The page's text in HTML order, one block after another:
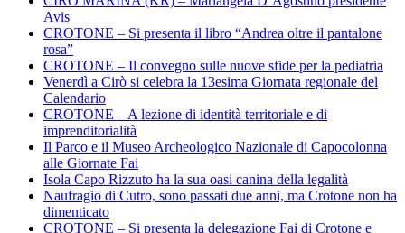
Avis
CROTONE – Si presenta il libro “Andrea oltre il pantalone
rosa”
CROTONE – Il convegno sulle nuove sfide per la pediatria
Venerdì a Cirò si celebra la 13esima Giornata regionale del
Calendario
CROTONE – A lezione di identità territoriale e di
imprenditorialità
Il Parco e il Museo Archeologico Nazionale di Capocolonna
alle Giornate Fai
Isola Capo Rizzuto ha la sua oasi canina della legalità
Naufragio di Cutro, sono passati due anni, ma Crotone non ha
dimenticato
CROTONE – Si presenta la delegazione Fai di Crotone e